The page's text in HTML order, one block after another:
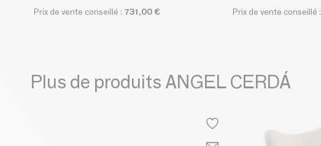
Prix de vente conseillé : 731,00 € Prix de vente conseillé :
Plus de produits ANGEL CERDÁ